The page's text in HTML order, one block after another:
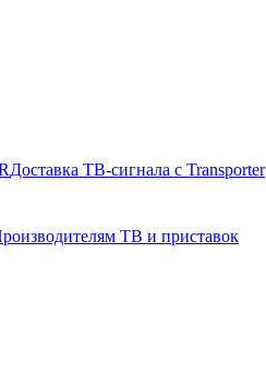
Доставка ТВ-сигнала с Transporter
ТВ и приставок